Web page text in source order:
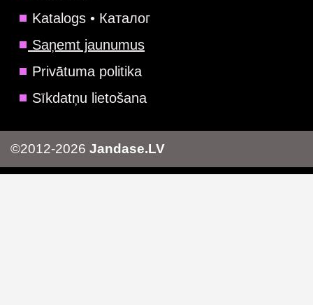
Katalogs • Каталог
Saņemt jaunumus
Privātuma politika
Sīkdatņu lietošana
©2012-2026 Jandase.LV